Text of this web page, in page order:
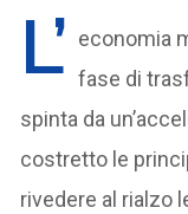
L’ economia
fase di
spinta da
costretto le
rivedere al rialzo